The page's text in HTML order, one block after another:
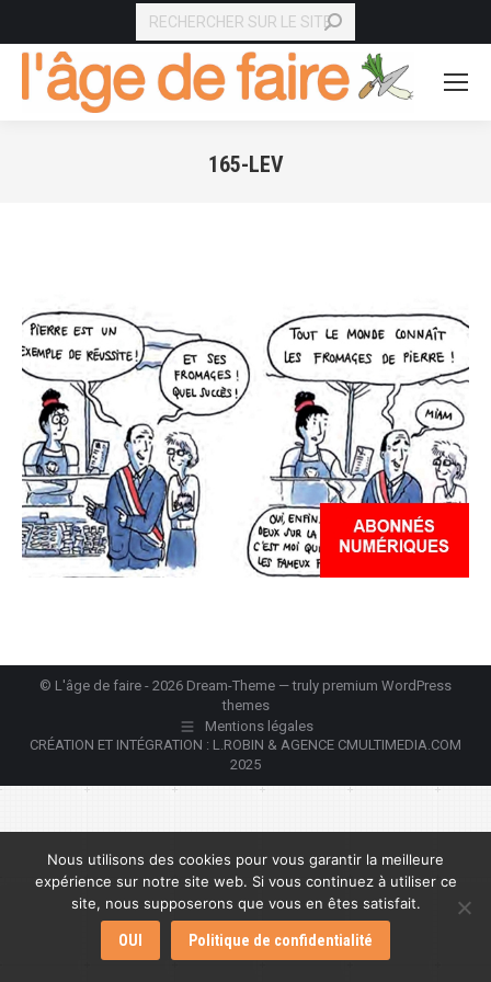
RECHERCHE
165-LEV
© L'âge de faire - 2026 Dream-Theme — truly premium WordPress
themes
Mentions légales
CRÉATION ET INTÉGRATION : L.ROBIN & AGENCE CMULTIMEDIA.COM
2025
Nous utilisons des cookies pour vous garantir la meilleure
expérience sur notre site web. Si vous continuez à utiliser ce
site, nous supposerons que vous en êtes satisfait.
OUI Politique de confidentialité